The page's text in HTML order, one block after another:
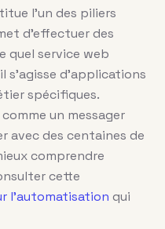
l’un des piliers
d’effectuer des
quel service web
s’agisse d’applications
spécifiques.
un messager
avec des centaines de
comprendre
cette
l’automatisation qui